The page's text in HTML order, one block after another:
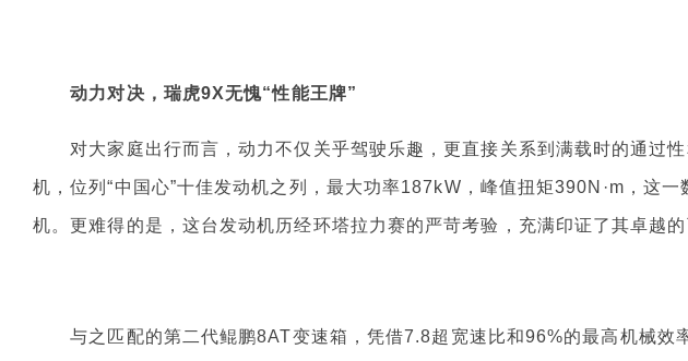
动力对决，瑞虎9X无愧“性能王牌”
对大家庭出行而言，动力不仅关乎驾驶乐趣，更直接关系到满载时的通过
机，位列“中国心”十佳发动机之列，最大功率187kW，峰值扭矩390N·m，这
机。更难得的是，这台发动机历经环塔拉力赛的严苛考验，充满印证了其卓越的
与之匹配的第二代鲲鹏8AT变速箱，凭借7.8超宽速比和96%的最高机械效